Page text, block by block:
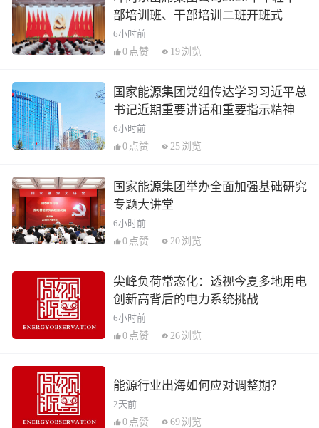
部培训班、干部培训二班开班式
6小时前
0 点赞 19 浏览
国家能源集团党组传达学习习近平总
书记近期重要讲话和重要指示精神
6小时前
0 点赞 25 浏览
国家能源集团举办全面加强基础研究
专题大讲堂
6小时前
0 点赞 20 浏览
尖峰负荷常态化：透视今夏多地用电
创新高背后的电力系统挑战
6小时前
0 点赞 26 浏览
能源行业出海如何应对调整期？
2天前
0 点赞 69 浏览